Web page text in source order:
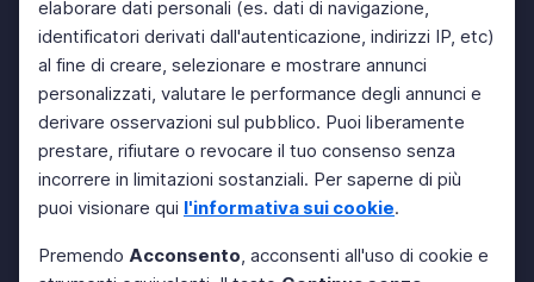
elaborare dati personali (es. dati di navigazione,
identificatori derivati dall'autenticazione, indirizzi IP, etc)
al fine di creare, selezionare e mostrare annunci
personalizzati, valutare le performance degli annunci e
derivare osservazioni sul pubblico. Puoi liberamente
prestare, rifiutare o revocare il tuo consenso senza
incorrere in limitazioni sostanziali. Per saperne di più
puoi visionare qui l'informativa sui cookie.
Premendo Acconsento, acconsenti all'uso di cookie e